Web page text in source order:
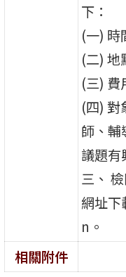
下：
(一) 時
(二) 地
(三) 費
(四) 對
師、輔
議題有
三、
網址
n。
相關附件